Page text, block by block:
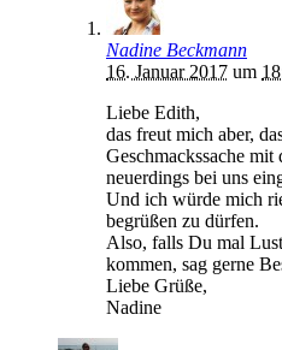
Nadine Beckmann
16. Januar 2017 um
Liebe Edith,
das freut mich aber,
Geschmackssache mit
neuerdings bei uns
Und ich würde mich
begrüßen zu dürfen.
Also, falls Du mal
kommen, sag gerne
Liebe Grüße,
Nadine